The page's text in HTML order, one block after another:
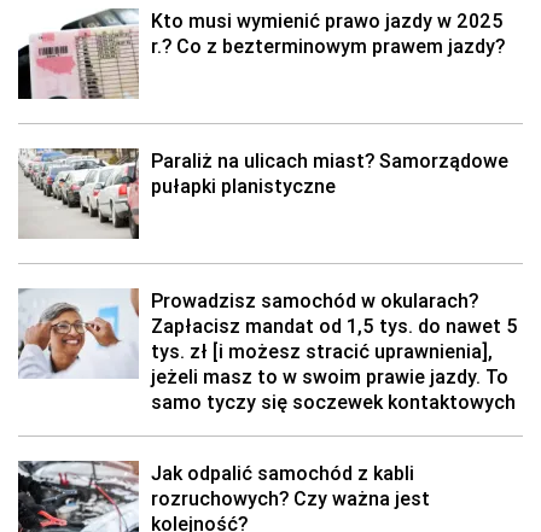
Kto musi wymienić prawo jazdy w 2025
r.? Co z bezterminowym prawem jazdy?
Paraliż na ulicach miast? Samorządowe
pułapki planistyczne
Prowadzisz samochód w okularach?
Zapłacisz mandat od 1,5 tys. do nawet 5
tys. zł [i możesz stracić uprawnienia],
jeżeli masz to w swoim prawie jazdy. To
samo tyczy się soczewek kontaktowych
Jak odpalić samochód z kabli
rozruchowych? Czy ważna jest
kolejność?